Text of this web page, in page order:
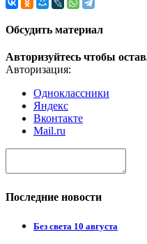
Обсудить материал
Авторизуйтесь чтобы
Авторизация:
Одноклассники
Яндекс
Вконтакте
Mail.ru
Последние новости
Без света 10 августа